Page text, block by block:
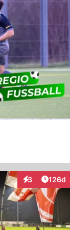
3
Interaktionen
126d